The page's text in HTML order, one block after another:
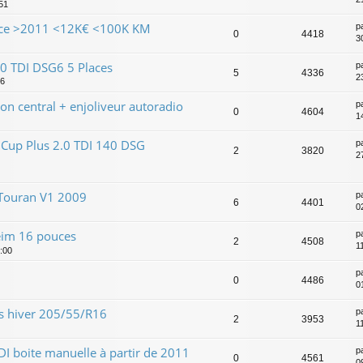
>2011 <12K€ <100K KM 0 4418
TDI DSG6 5 Places 5 4336
central + enjoliveur autoradio 0 4604
Plus 2.0 TDI 140 DSG 2 3820
V1 2009 6 4401
16 pouces 2 4508
0 4486
hiver 205/55/R16 2 3953
boite manuelle à partir de 2011 0 4561